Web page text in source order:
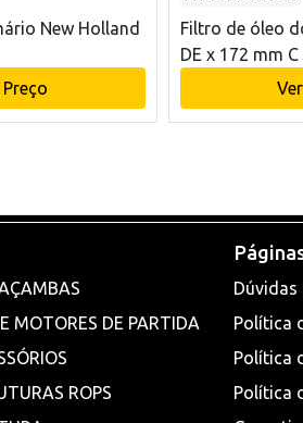
New Holland
Preço
Filtro de óleo
DE x 172 mm
MOTORES DE PARTIDA
ROPS
Dúvidas
Política
Política
Política